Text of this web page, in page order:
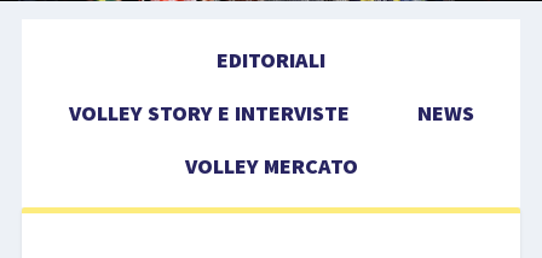
VOLLEY MERCATO
COMPETIZIONI
EDITORIALI
VOLLEY STORY E INTERVISTE
NEWS
VOLLEY MERCATO